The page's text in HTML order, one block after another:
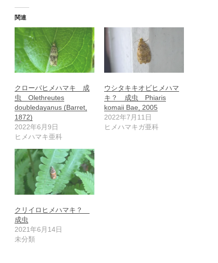
関連
クローバヒメハマキ 成
虫 Olethreutes
doubledayanus (Barret,
1872)
2022年6月9日
ヒメハマキ亜科
ウシタキキオビヒメハマ
キ？ 成虫 Phiaris
komaii Bae, 2005
2022年7月11日
ヒメハマキガ亜科
クリイロヒメハマキ？
成虫
2021年6月14日
未分類